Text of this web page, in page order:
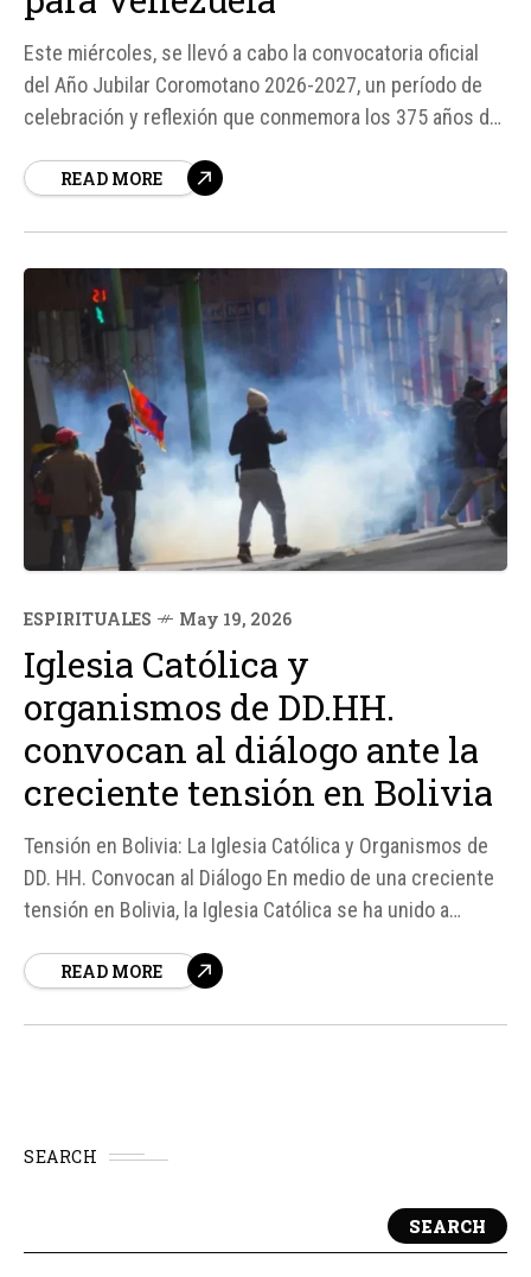
Este miércoles, se llevó a cabo la convocatoria oficial
del Año Jubilar Coromotano 2026-2027, un período de
celebración y reflexión que conmemora los 375 años de
venezolanas y los 75 años de su solemne coronación
READ MORE
ESPIRITUALES May 19, 2026
Iglesia Católica y
organismos de DD.HH.
convocan al diálogo ante la
creciente tensión en Bolivia
Tensión en Bolivia: La Iglesia Católica y Organismos de
DD. HH. Convocan al Diálogo En medio de una creciente
tensión en Bolivia, la Iglesia Católica se ha unido a
Pueblo para convocar a un espacio de diálogo.
READ MORE
SEARCH
SEARCH